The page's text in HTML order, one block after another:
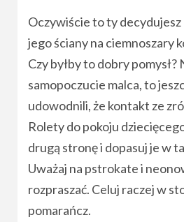
Oczywiście to ty decydujesz
jego ściany na ciemnoszary
Czy byłby to dobry
samopoczucie malca, to
udowodnili, że kontakt ze
Rolety do pokoju
drugą stronę i dopasuj je w
Uważaj na pstrokate i
rozpraszać. Celuj raczej w
pomarańcz.